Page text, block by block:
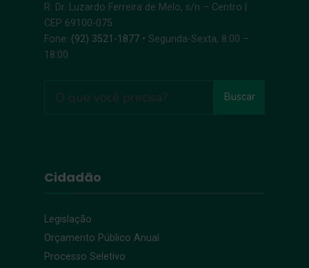
R. Dr. Luzardo Ferreira de Melo, s/n – Centro |
CEP 69100-075
Fone: (92) 3521-1877 • Segunda-Sexta, 8:00 –
18:00
Buscar
Cidadão
Legislação
Orçamento Público Anual
Processo Seletivo